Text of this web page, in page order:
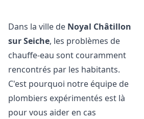
Dans la ville de Noyal Châtillon
sur Seiche, les problèmes de
chauffe-eau sont couramment
rencontrés par les habitants.
C'est pourquoi notre équipe de
plombiers expérimentés est là
pour vous aider en cas